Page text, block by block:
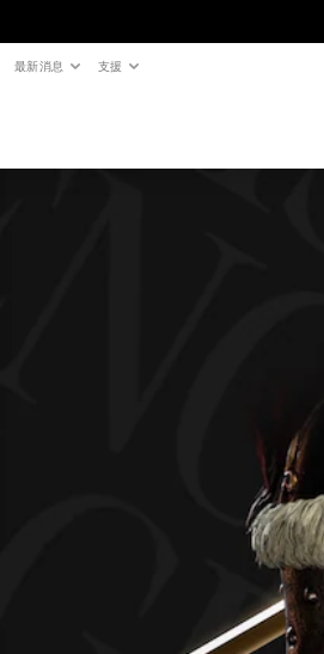
最新消息 支援